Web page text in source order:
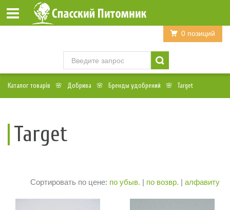
Войти Регистрация
0 позиций
Каталог товарів Добрива Бренды удобрений Target
Target
Сортировать по цене: по убыв. | по возвр. | алфавиту